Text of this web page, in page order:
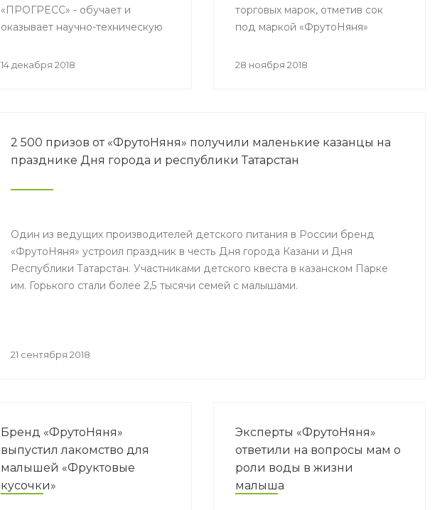
«ПРОГРЕСС» - обучает и
оказывает научно-техническую
фермерам для выращивания
14 декабря 2018
торговых марок, отметив сок
под маркой «ФрутоНяня»
28 ноября 2018
2 500 призов от «ФрутоНяня» получили маленькие казанцы на
празднике Дня города и республики Татарстан
Один из ведущих производителей детского питания в России бренд
«ФрутоНяня» устроил праздник в честь Дня города Казани и Дня
Республики Татарстан. Участниками детского квеста в казанском Парке
им. Горького стали более 2,5 тысячи семей с малышами.
21 сентября 2018
Бренд «ФрутоНяня»
выпустил лакомство для
малышей «Фруктовые
кусочки»
Эксперты «ФрутоНяня»
ответили на вопросы мам о
роли воды в жизни
малыша